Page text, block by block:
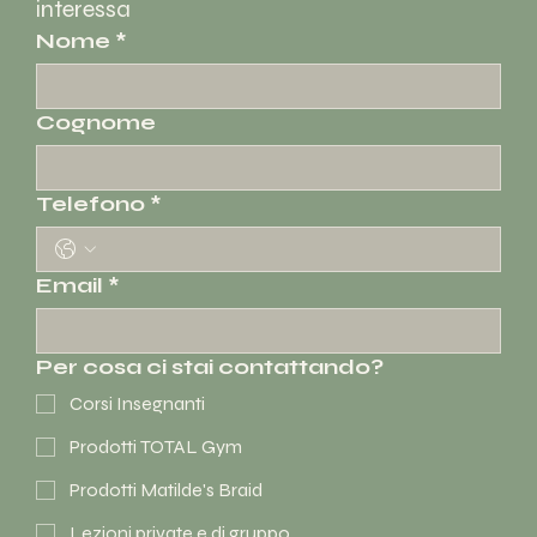
interessa
Nome *
Cognome
Telefono *
Email *
Per cosa ci stai contattando?
Corsi Insegnanti
Prodotti TOTAL Gym
Prodotti Matilde's Braid